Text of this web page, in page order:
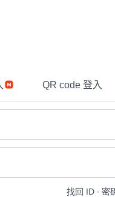
QR code 登入
找回 ID ∙ 密